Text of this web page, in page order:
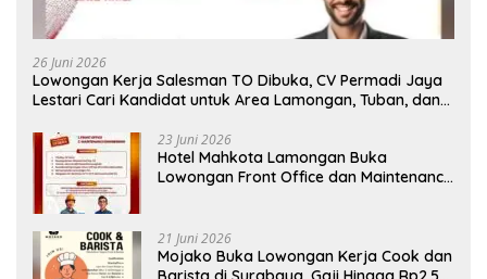
26 Juni 2026
Lowongan Kerja Salesman TO Dibuka, CV Permadi Jaya
Lestari Cari Kandidat untuk Area Lamongan, Tuban, dan
23 Juni 2026
Hotel Mahkota Lamongan Buka
Lowongan Front Office dan Maintenance
21 Juni 2026
Mojako Buka Lowongan Kerja Cook dan